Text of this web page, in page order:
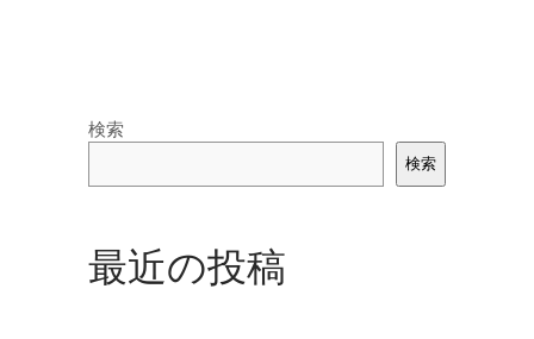
検索
検索
最近の投稿